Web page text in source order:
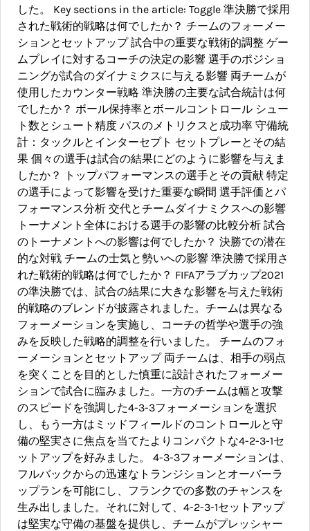
した。 Key sections in the article: Toggle 準決勝で採用
された戦術的戦略は何でしたか？ チームのフォーメー
ションとセットアップ 試合中の重要な戦術的調整 ゲー
ムプレイに対するコーチの決定の影響 選手のポジショ
ニングが試合のダイナミクスに与える影響 両チームが
使用したカウンター戦略 準決勝の主要な試合統計は何
でしたか？ ボール保持率とボールコントロール シュー
ト数とシュート精度 パスのメトリクスと成功率 守備統
計：タックルとインターセプト セットプレーとその結
果 個々の選手は試合の結果にどのように影響を与えま
したか？ トップパフォーマンスの選手とその貢献 特定
の選手によって影響を受けた重要な瞬間 選手評価とパ
フォーマンス分析 交代とチームダイナミクスへの影響
トーナメント全体における選手の影響の比較分析 試合
のトーナメントへの影響は何でしたか？ 決勝での潜在
的な対戦 チームの士気と勢いへの影響 準決勝で採用さ
れた戦術的戦略は何でしたか？ FIFAアラブカップ2021
の準決勝では、試合の結果に大きな影響を与えた戦術
的戦略のブレンドが披露されました。チームは異なる
フォーメーションを実施し、コーチの哲学や選手の強
みを反映した戦略的調整を行いました。 チームのフォ
ーメーションとセットアップ 両チームは、相手の弱点
を突くことを目的とした慎重に設計されたフォーメー
ションで試合に臨みました。一方のチームは幅と攻撃
のスピードを強調した4-3-3フォーメーションを選択
し、もう一方はミッドフィールドのコントロールと守
備の堅実さに焦点を当てたよりコンパクトな4-2-3-1セ
ットアップを好みました。 4-3-3フォーメーションは、
フルバックからの迅速なトランジションとオーバーラ
ップランを可能にし、フランクでの多数のチャンスを
生み出しました。それに対して、4-2-3-1セットアップ
は堅実な守備の基盤を提供し、チームがプレッシャー